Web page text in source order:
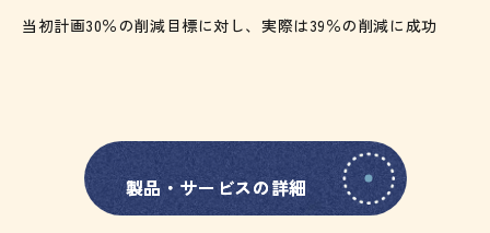
当初計画30％の削減目標に対し、実際は39％の削減に成功
製品・サービスの詳細
製品・サービスの詳細